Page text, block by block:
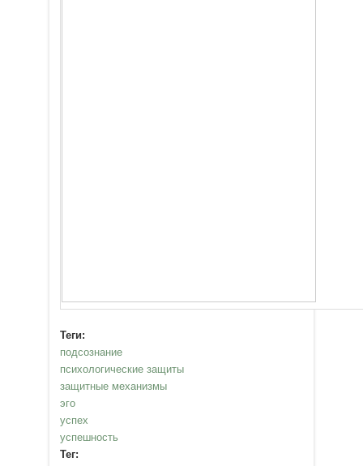
Теги:
подсознание
психологические защиты
защитные механизмы
эго
успех
успешность
Тег: